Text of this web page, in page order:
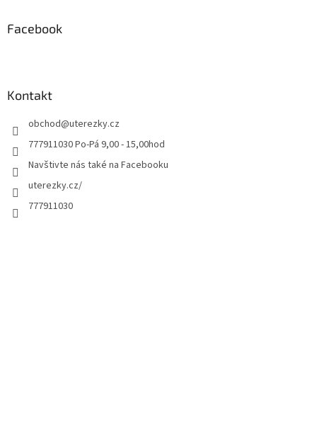
Facebook
Kontakt
obchod@uterezky.cz
777911030 Po-Pá 9,00 - 15,00hod
Navštivte nás také na Facebooku
uterezky.cz/
777911030